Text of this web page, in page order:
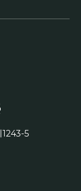
1243-5